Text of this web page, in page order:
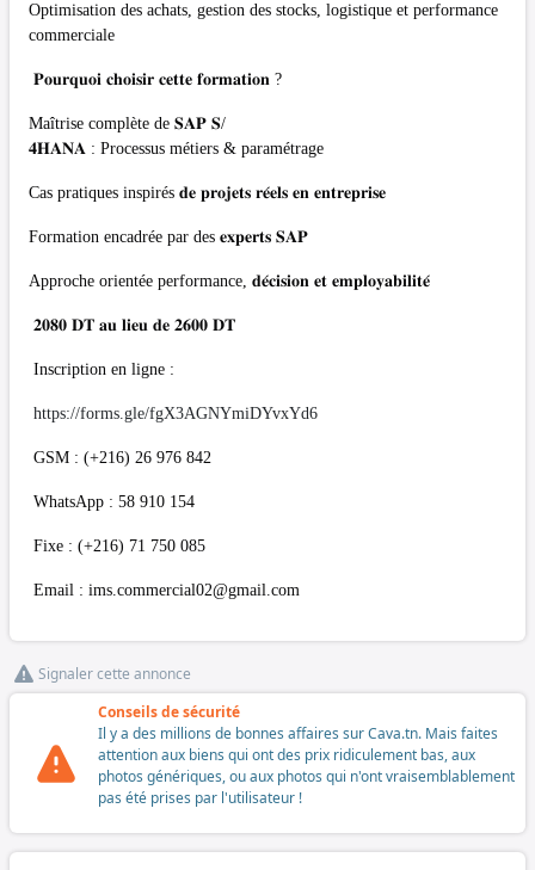
Optimisation des achats, gestion des stocks, logistique et performance
commerciale
𝐏𝐨𝐮𝐫𝐪𝐮𝐨𝐢 𝐜𝐡𝐨𝐢𝐬𝐢𝐫 𝐜𝐞𝐭𝐭𝐞 𝐟𝐨𝐫𝐦𝐚𝐭𝐢𝐨𝐧 ?
Maîtrise complète de 𝐒𝐀𝐏 𝐒/
𝟒𝐇𝐀𝐍𝐀 : Processus métiers & paramétrage
Cas pratiques inspirés 𝐝𝐞 𝐩𝐫𝐨𝐣𝐞𝐭𝐬 𝐫𝐞́𝐞𝐥𝐬 𝐞𝐧 𝐞𝐧𝐭𝐫𝐞𝐩𝐫𝐢𝐬𝐞
Formation encadrée par des 𝐞𝐱𝐩𝐞𝐫𝐭𝐬 𝐒𝐀𝐏
Approche orientée performance, 𝐝𝐞́𝐜𝐢𝐬𝐢𝐨𝐧 𝐞𝐭 𝐞𝐦𝐩𝐥𝐨𝐲𝐚𝐛𝐢𝐥𝐢𝐭𝐞́
𝟐𝟎𝟖𝟎 𝐃𝐓 𝐚𝐮 𝐥𝐢𝐞𝐮 𝐝𝐞 𝟐𝟔𝟎𝟎 𝐃𝐓
Inscription en ligne :
https://forms.gle/fgX3AGNYmiDYvxYd6
GSM : (+216) 26 976 842
WhatsApp : 58 910 154
Fixe : (+216) 71 750 085
Email : ims.commercial02@gmail.com
Signaler cette annonce
Conseils de sécurité
Il y a des millions de bonnes affaires sur Cava.tn. Mais faites
attention aux biens qui ont des prix ridiculement bas, aux
photos génériques, ou aux photos qui n'ont vraisemblablement
pas été prises par l'utilisateur !